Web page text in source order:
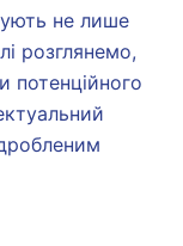
не лише
розглянемо,
потенційного